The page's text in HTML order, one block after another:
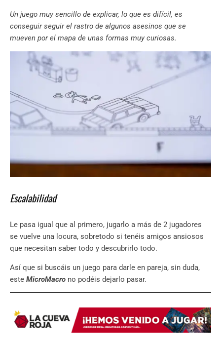
Un juego muy sencillo de explicar, lo que es difícil, es
conseguir seguir el rastro de algunos asesinos que se
mueven por el mapa de unas formas muy curiosas.
Escalabilidad
Le pasa igual que al primero, jugarlo a más de 2 jugadores
se vuelve una locura, sobretodo si tenéis amigos ansiosos
que necesitan saber todo y descubrirlo todo.
Así que si buscáis un juego para darle en pareja, sin duda,
este MicroMacro no podéis dejarlo pasar.